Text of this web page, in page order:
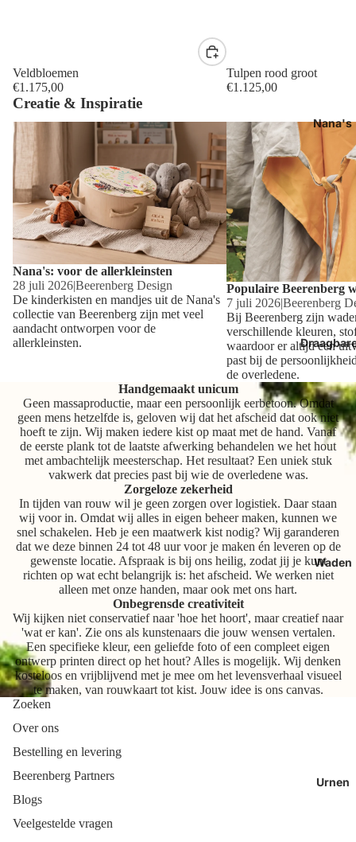
Nana's
Waden
Urnen
Veldbloemen
€1.175,00
Tulpen rood groot
€1.125,00
Creatie & Inspiratie
Nana's: voor de allerkleinsten
Nana's: voor de allerkleinsten
28 juli 2026|Beerenberg Design
De kinderkisten en mandjes uit de Nana's
collectie van Beerenberg zijn met veel
aandacht ontworpen voor de
allerkleinsten.
Populaire Beerenberg
Populaire Beerenberg
7 juli 2026|Beerenberg
Bij Beerenberg zijn
verschillende kleuren,
waardoor er altijd een
past bij de
de overledene.
Handgemaakt unicum
Geen massaproductie, maar een persoonlijk eerbetoon. Omdat
geen mens hetzelfde is, geloven wij dat het afscheid dat ook niet
hoeft te zijn. Wij maken iedere kist op maat met de hand. Vanaf
de eerste plank tot de laatste afwerking behandelen we het hout
met ambachtelijk meesterschap. Het resultaat? Een uniek stuk
vakwerk dat precies past bij wie de overledene was.
Zorgeloze zekerheid
In tijden van rouw wil je geen zorgen over logistiek. Daar staan
wij voor in. Omdat wij alles in eigen beheer maken, kunnen we
snel schakelen. Heb je een maatwerk kist nodig? Wij garanderen
dat we deze binnen 24 tot 48 uur voor je maken én leveren op de
gewenste locatie. Afspraak is bij ons heilig, zodat jij je kunt
richten op wat echt belangrijk is: het afscheid. We werken niet
alleen met onze handen, maar ook met ons hart.
Onbegrensde creativiteit
Wij kijken niet conservatief naar 'hoe het hoort', maar creatief naar
'wat er kan'. Zie ons als kunstenaars die jouw wensen vertalen.
Een specifieke kleur, een geliefde foto of een compleet eigen
ontwerp printen direct op het hout? Alles is mogelijk. Wij denken
kosteloos en vrijblijvend met je mee om het levensverhaal visueel
te maken, van rouwkaart tot kist. Jouw idee is ons canvas.
Zoeken
Over ons
Bestelling en levering
Beerenberg Partners
Blogs
Veelgestelde vragen